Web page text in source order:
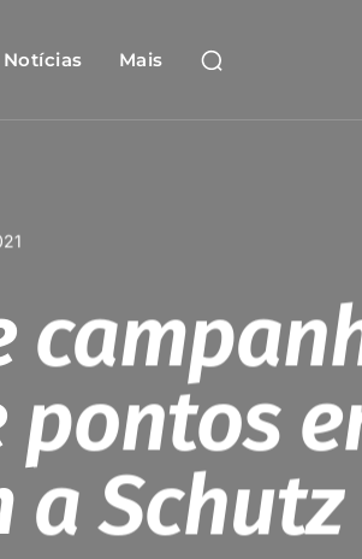
Notícias Mais
pontos
a Schutz